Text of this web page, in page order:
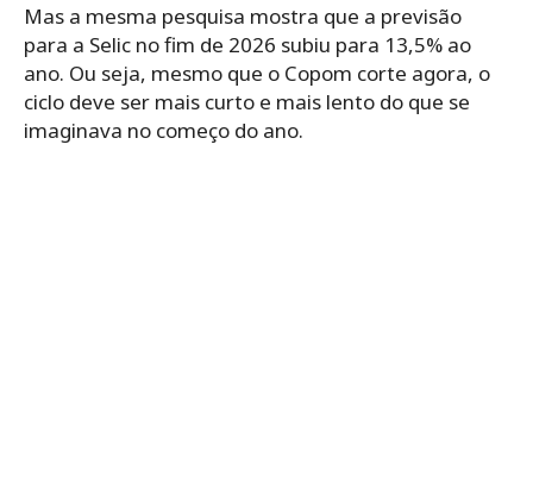
Mas a mesma pesquisa mostra que a previsão
para a Selic no fim de 2026 subiu para 13,5% ao
ano. Ou seja, mesmo que o Copom corte agora, o
ciclo deve ser mais curto e mais lento do que se
imaginava no começo do ano.